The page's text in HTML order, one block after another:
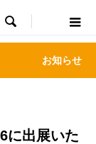

お知らせ
に出展いた